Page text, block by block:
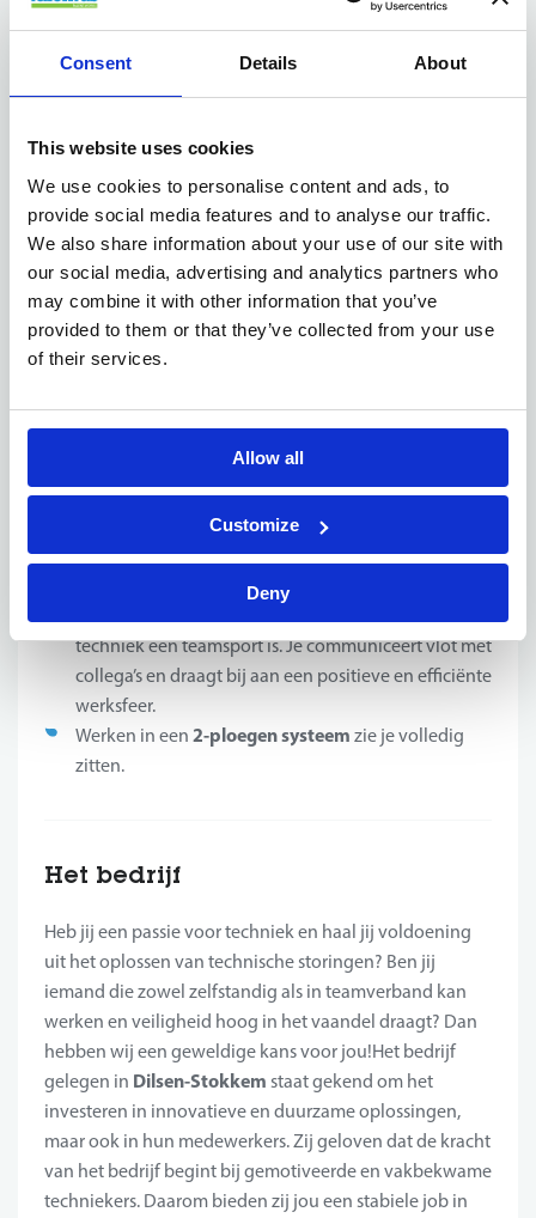
Consent Details About
This website uses cookies
We use cookies to personalise content and ads, to
provide social media features and to analyse our traffic.
We also share information about your use of our site with
our social media, advertising and analytics partners who
may combine it with other information that you’ve
provided to them or that they’ve collected from your use
of their services.
Allow all
Customize
Deny
Eengroepsverzekering, zodat je ook op lange
termijn financieel ondersteund wordt.
EenCAO 90-bonus
doelstellingen.
Jouw profiel
A2-diploma in een technische
richting
of hebt gelijkwaardige ervaring
Jij hebt een sterkeinteresse in technieken beschikt
over een uitgebreide kennis van elektriciteit en
mechanica. Dankzij jouw expertise kun jij complexe
storingen opsporen en oplossen.
PLC-systemen en hydraulica
troef. Als je hier al ervaring mee hebt, is dat zeker
een meerwaarde voor deze functie.
techniek een teamsport is. Je communiceert vlot met
collega’s en draagt bij aan een positieve en efficiënte
werksfeer.
Werken in een 2-ploegen systeem zie je volledig
zitten.
Het bedrijf
Heb jij een passie voor techniek en haal jij voldoening
uit het oplossen van technische storingen? Ben jij
iemand die zowel zelfstandig als in teamverband kan
werken en veiligheid hoog in het vaandel draagt? Dan
hebben wij een geweldige kans voor jou!Het bedrijf
gelegen in Dilsen-Stokkem staat gekend om het
investeren in innovatieve en duurzame oplossingen,
maar ook in hun medewerkers. Zij geloven dat de kracht
van het bedrijf begint bij gemotiveerde en vakbekwame
techniekers. Daarom bieden zij jou een stabiele job in